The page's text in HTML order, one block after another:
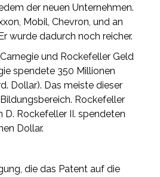
der neuen Unternehmen.
Mobil, Chevron, und an
wurde dadurch noch reicher.
und Rockefeller Geld
spendete 350 Millionen
Dollar). Das meiste dieser
Rockefeller
D. Rockefeller II. spendeten
Dollar.
die das Patent auf die